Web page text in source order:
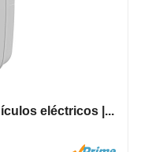
eléctricos |...